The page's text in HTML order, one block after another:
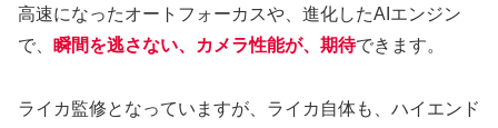
高速になったオートフォーカスや、進化したAIエンジン
で、 瞬間を逃さない、カメラ性能が、期待できます。
ライカ監修となっていますが、ライカ自体も、ハイエンド